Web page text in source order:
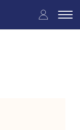
User